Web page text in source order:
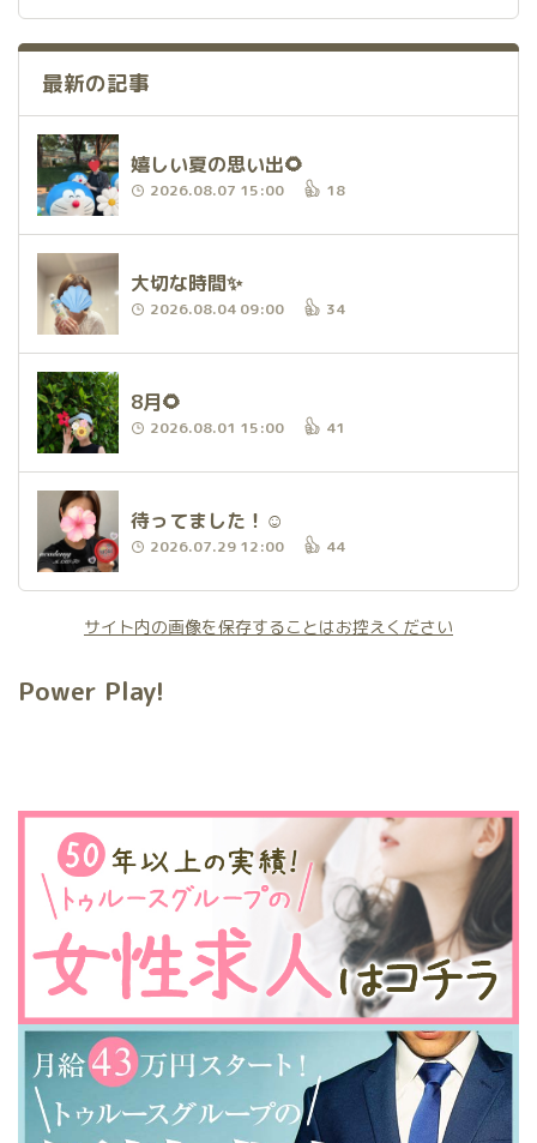
最新の記事
嬉しい夏の思い出🌻
2026.08.07 15:00 18
大切な時間✨
2026.08.04 09:00 34
8月🌻
2026.08.01 15:00 41
待ってました！☺️
2026.07.29 12:00 44
サイト内の画像を保存することはお控えください
Power Play!